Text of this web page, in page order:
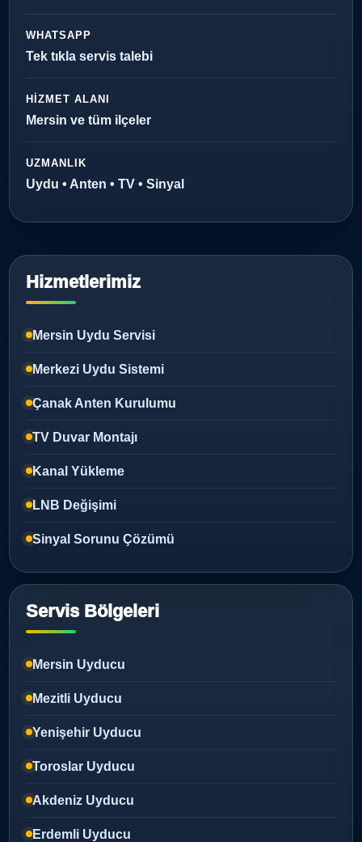
WHATSAPP
Tek tıkla servis talebi
HIZMET ALANI
Mersin ve tüm ilçeler
UZMANLIK
Uydu • Anten • TV • Sinyal
Hizmetlerimiz
Mersin Uydu Servisi
Merkezi Uydu Sistemi
Çanak Anten Kurulumu
TV Duvar Montajı
Kanal Yükleme
LNB Değişimi
Sinyal Sorunu Çözümü
Servis Bölgeleri
Mersin Uyducu
Mezitli Uyducu
Yenişehir Uyducu
Toroslar Uyducu
Akdeniz Uyducu
Erdemli Uyducu